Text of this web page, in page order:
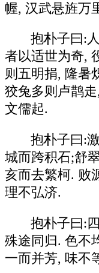
幄, 汉武悬旌万
抱朴子曰:
者以适世为奇,
则五明捐, 隆暑
狡兔多则卢鹊
文儒起.
抱朴子曰:
城而跨积石;舒
亥而去繁柯. 败
理不弘济.
抱朴子曰:
殊途同归. 色不
一而并芳, 味不